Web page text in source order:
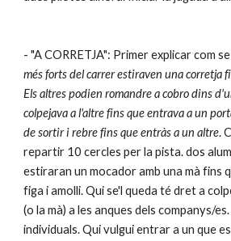
- "A CORRETJA": Primer explicar com
més forts del carrer estiraven una corretja
Els altres podien romandre a cobro dins
colpejava a l'altre fins que entrava a un
de sortir i rebre fins que entràs a un altre.
repartir 10 cercles per la pista. dos
estiraran un mocador amb una mà fins
figa i amolli. Qui se'l queda té dret a
(o la mà) a les anques dels companys/
individuals. Qui vulgui entrar a un que